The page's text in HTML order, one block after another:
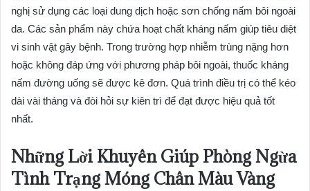
nghị sử dụng các loại dung dịch hoặc sơn chống nấm bôi ngoài
da. Các sản phẩm này chứa hoạt chất kháng nấm giúp tiêu diệt
vi sinh vật gây bệnh. Trong trường hợp nhiễm trùng nặng hơn
hoặc không đáp ứng với phương pháp bôi ngoài, thuốc kháng
nấm đường uống sẽ được kê đơn. Quá trình điều trị có thể kéo
dài vài tháng và đòi hỏi sự kiên trì để đạt được hiệu quả tốt
nhất.
Những Lời Khuyên Giúp Phòng Ngừa
Tình Trạng Móng Chân Màu Vàng